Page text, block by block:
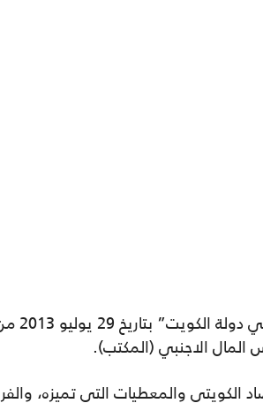
صدرت
المال الاجنبي (المكتب).
والمعطيات التي تميزه،